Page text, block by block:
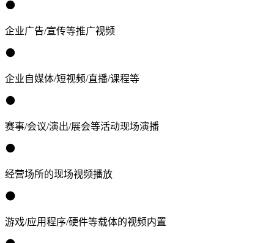
企业广告/宣传等推广视频
企业自媒体/短视频/直播/课程等
赛事/会议/演出/展会等活动现场演播
经营场所的现场视频播放
游戏/应用程序/硬件等载体的视频内置